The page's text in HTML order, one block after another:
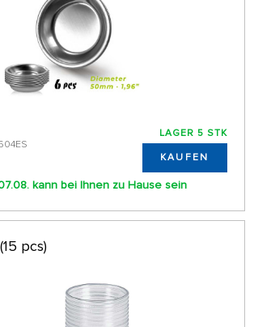
LAGER 5 STK
KAUFEN
kann bei Ihnen zu Hause sein
pcs)